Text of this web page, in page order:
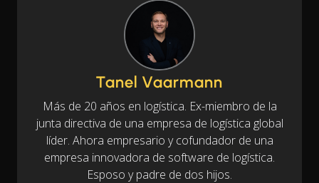
Tanel Vaarmann
Más de 20 años en logística. Ex-miembro de la
junta directiva de una empresa de logística global
líder. Ahora empresario y cofundador de una
empresa innovadora de software de logística.
Esposo y padre de dos hijos.